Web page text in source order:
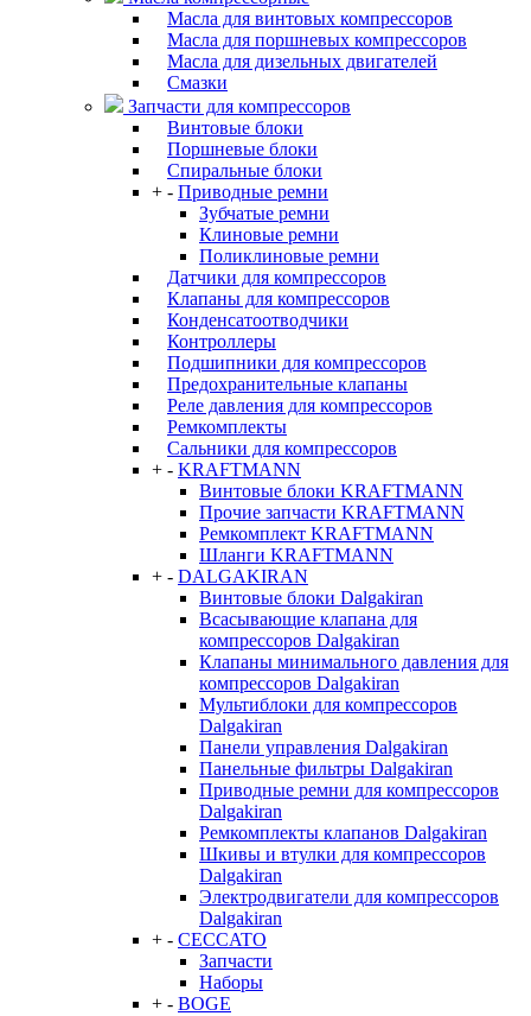
Масла для винтовых компрессоров
Масла для поршневых компрессоров
Масла для дизельных двигателей
Смазки
Запчасти для компрессоров
Винтовые блоки
Поршневые блоки
Спиральные блоки
+ - Приводные ремни
Зубчатые ремни
Клиновые ремни
Поликлиновые ремни
Датчики для компрессоров
Клапаны для компрессоров
Конденсатоотводчики
Контроллеры
Подшипники для компрессоров
Предохранительные клапаны
Реле давления для компрессоров
Ремкомплекты
Сальники для компрессоров
+ - KRAFTMANN
Винтовые блоки KRAFTMANN
Прочие запчасти KRAFTMANN
Ремкомплект KRAFTMANN
Шланги KRAFTMANN
+ - DALGAKIRAN
Винтовые блоки Dalgakiran
Всасывающие клапана для
компрессоров Dalgakiran
Клапаны минимального давления для
компрессоров Dalgakiran
Мультиблоки для компрессоров
Dalgakiran
Панели управления Dalgakiran
Панельные фильтры Dalgakiran
Приводные ремни для компрессоров
Dalgakiran
Ремкомплекты клапанов Dalgakiran
Шкивы и втулки для компрессоров
Dalgakiran
Электродвигатели для компрессоров
Dalgakiran
+ - CECCATO
Запчасти
Наборы
+ - BOGE